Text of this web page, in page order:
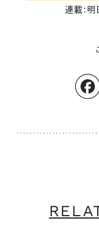
連載:明